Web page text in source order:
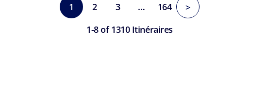
1 2 3 … 164
>
1-8 of 1310 Itinéraires